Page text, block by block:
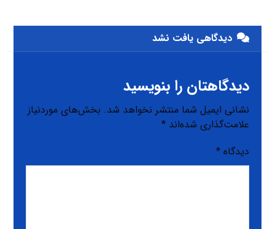
دیدگاهی یافت نشد
دیدگاهتان را بنویسید
نشانی ایمیل شما منتشر نخواهد شد. بخش‌های موردنیاز
علامت‌گذاری شده‌اند*
دیدگاه*